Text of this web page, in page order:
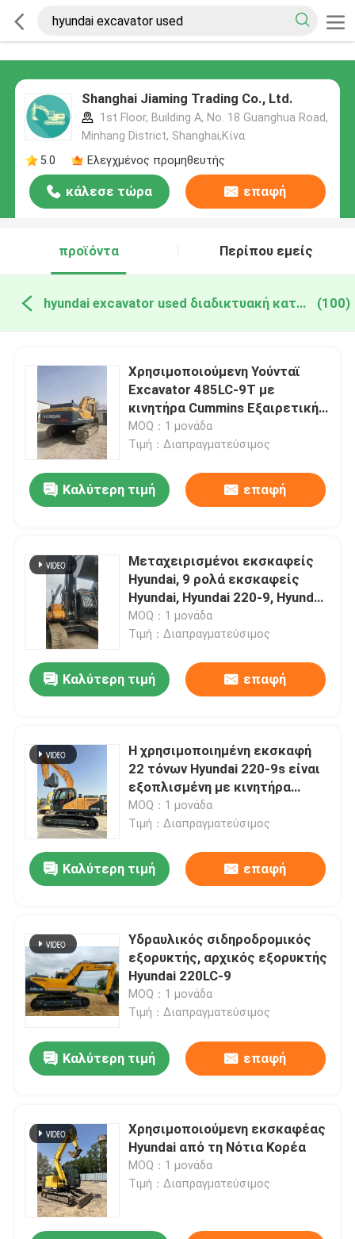
Shanghai Jiaming Trading Co., Ltd.
1st Floor, Building A, No. 18 Guanghua Road,
Minhang District, Shanghai,Κίνα
5.0
Ελεγχμένος προμηθευτής
κάλεσε τώρα επαφή
προϊόντα Περίπου εμείς
hyundai excavator used διαδικτυακή κατασκευή (100)
Χρησιμοποιούμενη Υούνταϊ
Excavator 485LC-9T με
κινητήρα Cummins Εξαιρετική
απόδοση Καλή ποιότητα
MOQ：1 μονάδα
Τιμή：Διαπραγματεύσιμος
Καλύτερη τιμή επαφή
Μεταχειρισμένοι εκσκαφείς
Hyundai, 9 ρολά εκσκαφείς
Hyundai, Hyundai 220-9, Hyundai
225-9
MOQ：1 μονάδα
Τιμή：Διαπραγματεύσιμος
Καλύτερη τιμή επαφή
Η χρησιμοποιημένη εκσκαφή
22 τόνων Hyundai 220-9s είναι
εξοπλισμένη με κινητήρα
Cummins
MOQ：1 μονάδα
Τιμή：Διαπραγματεύσιμος
Καλύτερη τιμή επαφή
Υδραυλικός σιδηροδρομικός
εξορυκτής, αρχικός εξορυκτής
Hyundai 220LC-9
MOQ：1 μονάδα
Τιμή：Διαπραγματεύσιμος
Καλύτερη τιμή επαφή
Χρησιμοποιούμενη εκσκαφέας
Hyundai από τη Νότια Κορέα
MOQ：1 μονάδα
Τιμή：Διαπραγματεύσιμος